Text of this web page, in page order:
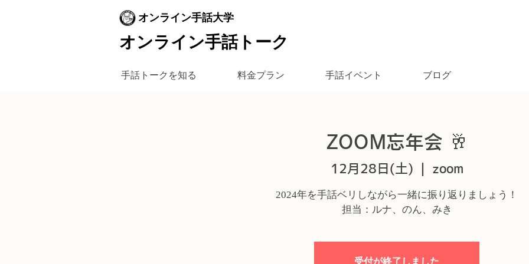
オンライン手話大学
オンライン手話トーク
手話トークを知る 料金プラン 手話イベント ブログ
ZOOM忘年会 🥂
12月28日(土) zoom
2024年を手話ベリしながら一緒に振り返りましょう！
担当：ルナ、のん、みき
受付が終了しました